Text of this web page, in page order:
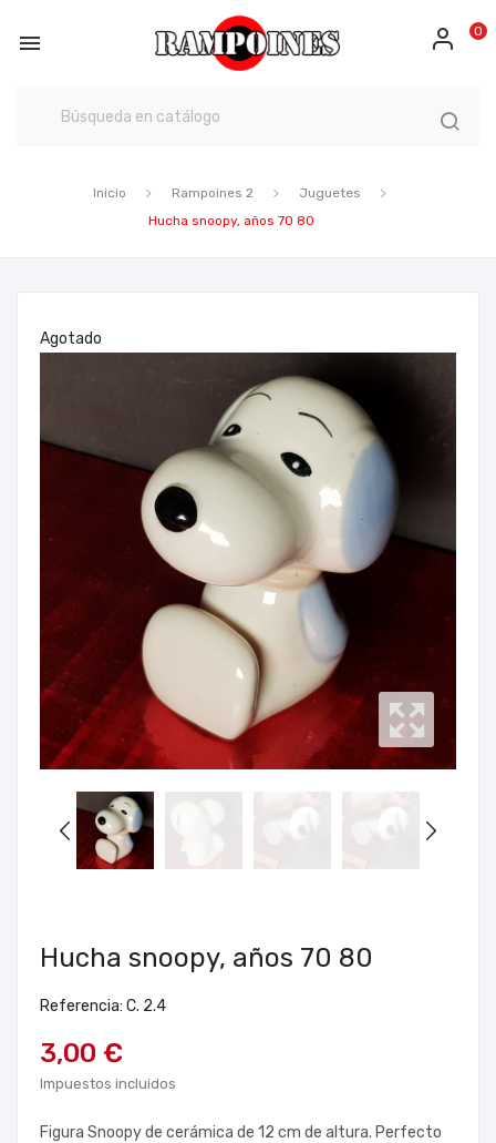
 0
Inicio Rampoines 2
Juguetes
Hucha snoopy, años 70 80
Agotado
Hucha snoopy, años 70 80
Referencia: C. 2.4
3,00 €
Impuestos incluidos
Figura Snoopy de cerámica de 12 cm de altura. Perfecto